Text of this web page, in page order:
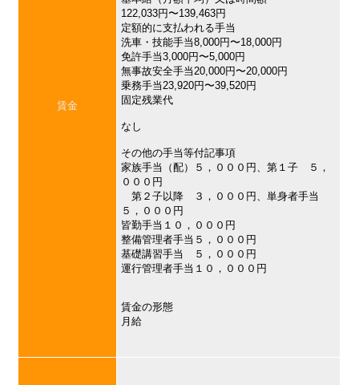
賃金
122,033円〜139,463円
定額的に支払われる手当
洗車・技能手当8,000円〜18,000円
免許手当3,000円〜5,000円
無事故安全手当20,000円〜20,000円
乗務手当23,920円〜39,520円
固定残業代
なし
その他の手当等付記事項
家族手当（配）５，０００円、第１子 ５，
０００円
第２子以降 ３，０００円、単身者手当
５，０００円
皆勤手当１０，０００円
整備管理者手当５，０００円
基礎講習手当 ５，０００円
運行管理者手当１０，０００円
賃金の形態
月給